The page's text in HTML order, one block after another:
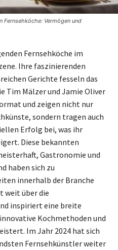
Fernsehköche: Vermögen und
Fernsehköche im
Ihre faszinierenden
Gerichte fesseln das
Tim Mälzer und Jamie Oliver
und zeigen nicht nur
sondern tragen auch
Erfolg bei, was ihr
Diese bekannten
Gastronomie und
haben sich zu
innerhalb der Branche
weit über die
inspiriert eine breite
Kochmethoden und
Im Jahr 2024 hat sich
Fernsehkünstler weiter